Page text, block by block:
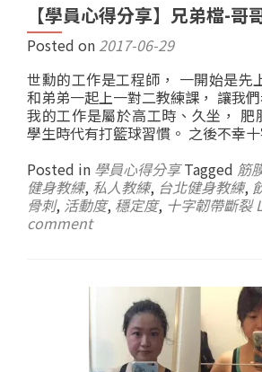
【學員心得分享】兄弟檔-哥
Posted on 2017-06-29
世勳的工作是工程師， 一開始是先
和弟弟一起上一對二教練課， 讓我
我的工作是屬於高工時、久坐， 肥
學生時代有打籃球習慣。 之後不幸十
Posted in 學員心得分享 Tagged 筋
健身教練, 私人教練, 台北健身教練,
骨刺, 活動度, 穩定度, 十字韌帶斷裂
comment